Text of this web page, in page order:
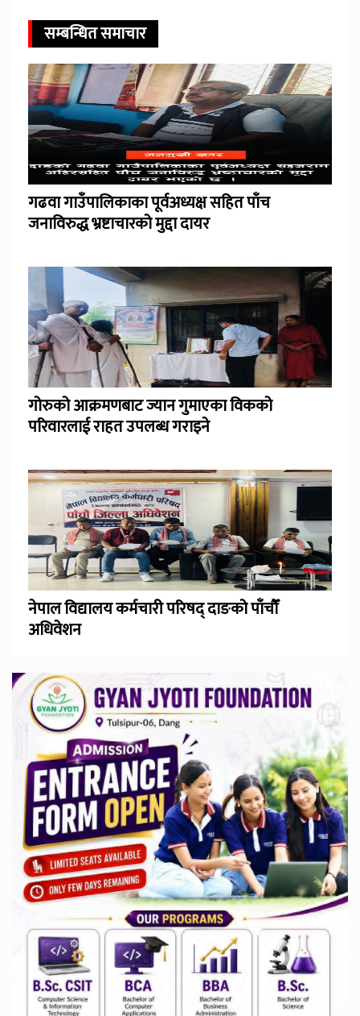
सम्बन्धित समाचार
गढवा गाउँपालिकाका पूर्वअध्यक्ष सहित पाँच
जनाविरुद्ध भ्रष्टाचारको मुद्दा दायर
गोरुको आक्रमणबाट ज्यान गुमाएका विकको
परिवारलाई राहत उपलब्ध गराइने
नेपाल विद्यालय कर्मचारी परिषद् दाङको पाँचौँ
अधिवेशन